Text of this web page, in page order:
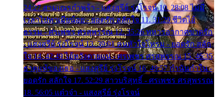
24:27 สามเณรกำพร้า - แสงสุรีย์ รุ่งโรจน์ 10. 28:08 ไม่มี
เวลาไปหาเมียน้อย - ยอดรัก สลักใจ 11. 31:29 ชีวิตไอ้
ธรรม - ศรเพชร ศรสุพรรณ 12. 35:26 ทหารอากาศขาดรัก
- แสงสุรีย์ รุ่งโรจน์ 13. 39:01 คนหัวใจโทรม - ยอดรัก สลัก
ใจ 14. 42:49 ไอ้หวังตายแน่ - ศรเพชร ศรสุพรรณ 15. 46:35
ธาตุแท้ของเธอ - แสงสุรีย์ รุ่งโรจน์ 16. 49:57 กำนันกำใน -
ยอดรัก สลักใจ 17. 52:29 สาวบริสุทธิ์ - ศรเพชร ศรสุพรรณ
18. 56:05 แต๋วจ๋า - แสงสุรีย์ รุ่งโรจน์